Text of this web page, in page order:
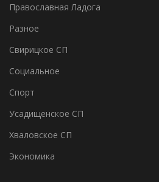
Православная Ладога
Разное
Свирицкое СП
Социальное
Спорт
Усадищенское СП
Хваловское СП
Экономика